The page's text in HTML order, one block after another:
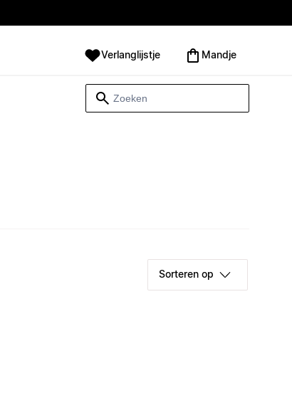
Verlanglijstje Mandje
Sorteren op